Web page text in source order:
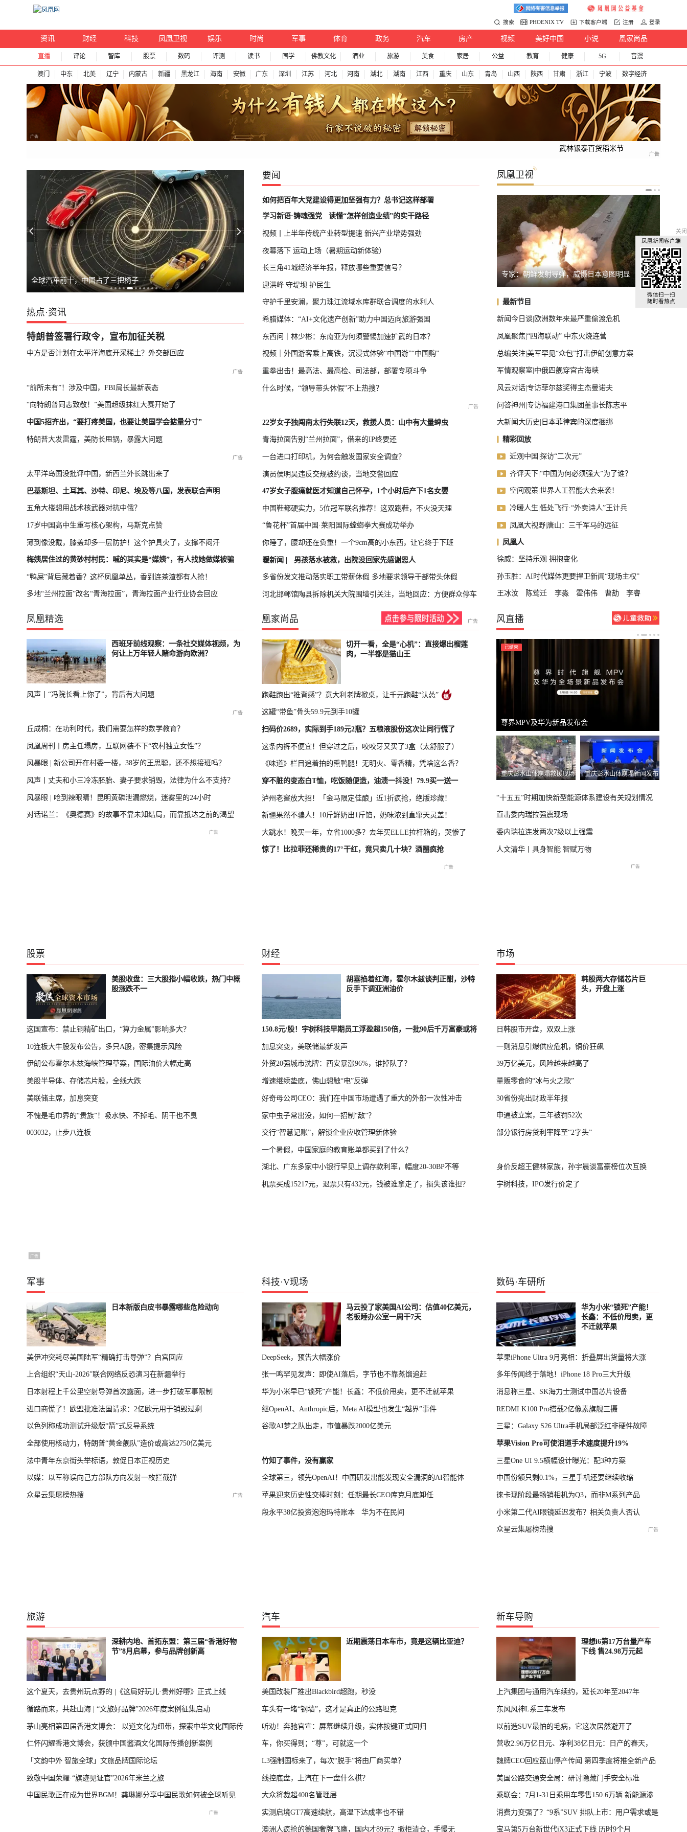
搜索 PHOENIX TV 下载客户端 注册 登录
资讯 财经 科技 凤凰卫视 娱乐 时尚 军事 体育 政务 汽车 房产 视频 美好中国 小说 凰家尚品
直播 评论 智库 股票 数码 评测 读书 国学 佛教文化 酒业 旅游 美食 家居 公益 教育 健康 5G 音漫
澳门 中东 北美 辽宁 内蒙古 新疆 黑龙江 海南 安徽 广东 深圳 江苏 河北 河南 湖北 湖南 江西 重庆 山东 青岛 山西 陕西 甘肃 浙江 宁波 数字经济
武林银泰百货稻米节
全球汽车前十，中国占了三把椅子 从复古休闲到先锋正装，许凯解锁出道十周年大片 越南将再购买18架俄制雅克-130M
热点 ·资讯
特朗普签署行政令，宣布加征关税
中方是否计划在太平洋海底开采稀土？外交部回应
“前所未有”！涉及中国，FBI局长最新表态
“向特朗普同志致敬！”美国超级抹红大赛开始了
中国5招齐出，“要打疼美国，也要让美国学会掂量分寸”
特朗普大发雷霆，美防长甩锅，暴露大问题
太平洋岛国没批评中国，新西兰外长跳出来了
巴基斯坦、土耳其、沙特、印尼、埃及等八国，发表联合声明
五角大楼想用战术核武器对抗中俄？
17岁中国高中生重写核心架构，马斯克点赞
薄到像没戴，膝盖却多一层防护！这个护具火了，支撑不闷汗
梅姨居住过的黄砂村村民：喊的其实是“媒姨”，有人找她做媒被骗
“鸭屎”背后藏着香？这杯凤凰单丛，香到连茶渣都有人抢！
多地“兰州拉面”改名“青海拉面”，青海拉面产业行业协会回应
要闻
如何把百年大党建设得更加坚强有力？总书记这样部署
学习新语·铸魂强党
读懂“怎样创造业绩”的实干路径
视频丨上半年传统产业转型提速 新兴产业增势强劲
夜幕落下 运动上场（暑期运动新体验）
长三角41城经济半年报，释放哪些重要信号？
迎洪峰 守堤坝 护民生
守护千里安澜，聚力珠江流域水库群联合调度的水利人
希腊媒体：“AI+文化遗产创新”助力中国迈向旅游强国
东西问｜林少彬：东南亚为何须警惕加速扩武的日本？
视频｜外国游客乘上高铁，沉浸式体验“中国游”“中国购”
重拳出击！最高法、最高检、司法部，部署专项斗争
什么时候，“领导带头休假”不上热搜？
22岁女子独闯南太行失联12天，救援人员：山中有大量蜱虫
青海拉面告别“兰州拉面”，借来的IP终要还
一台进口打印机，为何会触发国家安全调查？
演员侯明昊违反交规被约谈，当地交警回应
47岁女子腹痛就医才知道自己怀孕，1个小时后产下1名女婴
中国鞋都硬实力，5位冠军联名推荐！这双跑鞋，不火没天理
“鲁花杯”首届中国·莱阳国际螳螂拳大赛成功举办
你睡了，腰却还在负重！一个9cm高的小东西，让它终于下班
暖新闻 | 男孩落水被救，出院没回家先感谢恩人
多省份发文推动落实职工带薪休假 多地要求领导干部带头休假
河北邯郸馆陶县拆除机关大院围墙引关注，当地回应：方便群众停车
凤凰卫视
专家：朝鲜发射导弹，威慑日本意图明显 俄罗
最新节目
新闻今日谈|欧洲数年来最严重偷渡危机
凤凰聚焦|“四海联动” 中东火烧连营
总编关注|美军罕见“众包”打击伊朗创意方案
军情观察室|中俄四舰穿宫古海峡
风云对话|专访菲尔兹奖得主杰曼诺夫
问答神州|专访福建港口集团董事长陈志平
大新闻大历史|日本菲律宾的深度捆绑
精彩回放
近观中国|探访“二次元”
齐评天下|“中国为何必须强大”为了谁？
空间观策|世界人工智能大会来袭！
冷暖人生|低处飞行·“外卖诗人”王计兵
凤凰大视野|唐山：三千军马的远征
凤凰人
徐威：坚持乐观 拥抱变化
孙玉胜：AI时代媒体更要捍卫新闻“现场主权”
王冰汝 陈莺迁 李淼 霍伟伟 曹劼 李睿
凤凰精选
西班牙前线观察：一条社交媒体视频，为
何让上万年轻人赌命游向欧洲？
风声丨“冯院长看上你了”，背后有大问题
丘成桐：在功利时代，我们需要怎样的数学教育？
凤凰周刊丨房主任塌房，互联网装不下“农村独立女性”？
风暴眼 | 新公司开在村委一楼，38岁的王思聪，还不想接班吗？
风声丨丈夫和小三冷冻胚胎、妻子要求销毁，法律为什么不支持？
风暴眼 | 呛到辣眼睛！昆明黄磷泄漏燃烧，迷雾里的24小时
对话诺兰：《奥德赛》的故事不靠未知结局，而靠抵达之前的渴望
凰家尚品
切开一看，全是“心机”：直接爆出榴莲
肉，一半都是猫山王
跑鞋跑出“推背感”？意大利老牌掀桌，让千元跑鞋“认怂”
这罐“带鱼”骨头59.9元到手10罐
扫码价2689，实际到手189元2瓶？五粮液股份这次让同行慌了
这条内裤不便宜！但穿过之后，咬咬牙又买了3盒（太舒服了）
《味道》栏目追着拍的熏鸭腿！无明火、零香精，凭啥这么香？
穿不脏的变态白T恤，吃饭随便造，油渍一抖没！79.9买一送一
泸州老窖放大招！「金马限定佳酿」近1折疯抢，绝版珍藏！
新疆果然不骗人！10斤鲜奶出1斤馅，奶味浓到直窜天灵盖！
大跳水！晚买一年，立省1000多？去年买ELLE拉杆箱的，哭惨了
惊了！比拉菲还稀贵的17°干红，竟只卖几十块？酒圈疯抢
风直播
交流现场
年大会特别报道
轮播中
播
经济运行情况
已结束
最新进展
会
已结束
国新办：2026年上半年进出口情况
“十五五”时期加快新型能源体系建设有关规划情况
直击委内瑞拉强震现场
委内瑞拉连发两次7级以上强震
人文清华丨具身智能 智赋万物
股票
美股收盘：三大股指小幅收跌，热门中概
股涨跌不一
这国宣布：禁止铜精矿出口，“算力金属”影响多大？
10连板大牛股发布公告，多只A股，密集提示风险
伊朗公布霍尔木兹海峡管理草案，国际油价大幅走高
美股半导体、存储芯片股，全线大跌
美联储主席，加息突变
不愧是毛巾界的“贵族”！吸水快、不掉毛、阴干也不臭
003032，止步八连板
财经
胡塞掐着红海，霍尔木兹谈判正酣，沙特
反手下调亚洲油价
150.8元/股！宇树科技早期员工浮盈超150倍，一批90后千万富豪或将
诞生
加息突变，美联储最新发声
外贸20强城市洗牌：西安暴涨96%，谁掉队了？
增速继续垫底，佛山想触“电”反弹
好奇母公司CEO：我们在中国市场遭遇了重大的外部一次性冲击
家中虫子常出没，如何一招制“敌”？
交行“智慧记账”，解锁企业应收管理新体验
一个暑假，中国家庭的教育账单都买到了什么？
湖北、广东多家中小银行罕见上调存款利率，幅度20-30BP不等
机票买成15217元，退票只有432元，钱被谁拿走了，损失该谁担？
市场
韩股两大存储芯片巨
头，开盘上涨
日韩股市开盘，双双上涨
一则消息引爆供应危机，铜价狂飙
39万亿美元，风险越来越高了
量贩零食的“冰与火之歌”
30省份亮出财政半年报
申通被立案，三年被罚52次
部分银行房贷利率降至“2字头”
身价反超王健林家族，孙宇晨谈富豪榜位次互换
宇树科技，IPO发行价定了
军事
日本新版白皮书暴露哪些危险动向
美伊冲突耗尽美国陆军“精确打击导弹”？白宫回应
上合组织“天山-2026”联合网络反恐演习在新疆举行
日本射程上千公里空射导弹首次露面，进一步打破军事限制
进口商慌了！欧盟批准法国请求：2亿欧元用于销毁过剩
以色列称成功测试升级版“箭”式反导系统
全部使用核动力，特朗普“黄金舰队”造价或高达2750亿美元
法中青年东京街头举标语，敦促日本正视历史
以媒：以军称误向己方部队方向发射一枚拦截弹
众星云集屠榜热搜
科技·V现场
马云投了家美国AI公司：估值40亿美元，
老板睡办公室一周干7天
DeepSeek，预告大幅涨价
张一鸣罕见发声：即使AI落后，字节也不靠蒸馏追赶
华为小米早已“锁死”产能！长鑫：不低价甩卖，更不迁就苹果
继OpenAI、Anthropic后，Meta AI模型也发生“越界”事件
谷歌AI梦之队出走，市值暴跌2000亿美元
竹知了事件，没有赢家
全球第三，领先OpenAI！中国研发出能发现安全漏洞的AI智能体
苹果迎来历史性交棒时刻：任期最长CEO库克月底卸任
段永平38亿投资泡泡玛特账本 华为不在民间
数码·车研所
华为小米“锁死”产能！
长鑫：不低价甩卖，更
不迁就苹果
苹果iPhone Ultra 9月亮相：折叠屏出货量将大涨
多年传闻终于落地！iPhone 18 Pro三大升级
消息称三星、SK海力士测试中国芯片设备
REDMI K100 Pro搭载2亿像素旗舰三摄
三星：Galaxy S26 Ultra手机局部泛红非硬件故障
苹果Vision Pro可使泪道手术速度提升19%
三星One UI 9.5横幅设计曝光：配3种方案
中国份额只剩0.1%，三星手机还要继续收缩
徕卡现阶段最畅销相机为Q3，而非M系列产品
小米第二代AI眼镜延迟发布？相关负责人否认
众星云集屠榜热搜
旅游
深耕内地、首拓东盟：第三届“香港好物
节”8月启幕，参与品牌创新高
这个夏天，去贵州玩点野的 |《这局好玩儿·贵州好嘢》正式上线
循路而来，共赴山海 | “文旅好品牌”2026年度案例征集启动
茅山亮相第四届香港文博会： 以道文化为纽带，探索中华文化国际传
播新表达
仁怀闪耀香港文博会，获颁中国酱酒文化国际传播创新案例
「文韵中外 智旅全球」文旅品牌国际论坛
致敬中国荣耀·“旗迹见证官”2026年米兰之旅
中国民歌正在成为世界BGM！龚琳娜分享中国民歌如何被全球听见
汽车
近期震荡日本车市，竟是这辆比亚迪？
美国改装厂推出Blackbird超跑，秒没
车头有一堵“钢墙”，这才是真正的公路坦克
听劝！奔驰官宣：屏幕继续升级，实体按键正式回归
车，你买得到；“尊”，可就这一个
L3强制国标来了，每次“脱手”将由厂商买单？
线控底盘，上汽在下一盘什么棋？
大众将裁超400名管理层
实测启境GT7高速续航，高温下达成率也不错
澳洲人疯抢的德国奢牌飞鹰，国内才89元？撤柜清仓，手慢无
新车导购
理想i6第17万台量产车
下线 售24.98万元起
上汽集团与通用汽车续约，延长20年至2047年
东风风神L系三车发布
以前造SUV最怕的毛病，它这次居然避开了
营收2.96万亿日元、净利38亿日元：日产的春天，
回来了
魏牌CEO回应蓝山停产传闻 第四季度将推全新产品
美国公路交通安全局：研讨隐藏门手安全标准
乘联会：7月1-31日乘用车零售150.6万辆 新能源渗
透率64.4%
消费力变强了？“9系”SUV 排队上市：用户需求或是
主因
宝马第5万台新世代iX3正式下线 历时9个月
关闭
凤凰新闻客户端
微信扫一扫
随时看热点